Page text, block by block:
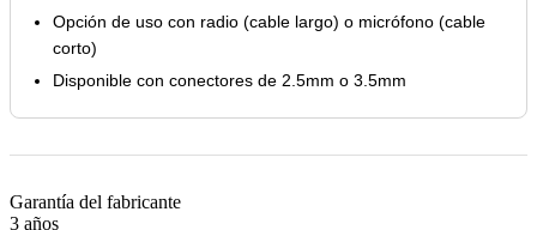
Opción de uso con radio (cable largo) o micrófono (cable
corto)
Disponible con conectores de 2.5mm o 3.5mm
Garantía del fabricante
3 años